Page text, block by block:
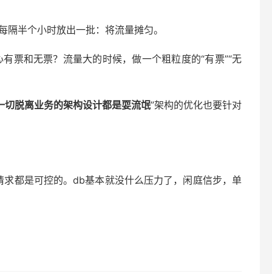
半个小时放出一批：将流量摊匀。
票和无票？流量大的时候，做一个粗粒度的“有票”“无
切脱离业务的架构设计都是耍流氓”架构的优化也要针对
都是可控的。db基本就没什么压力了，闲庭信步，单